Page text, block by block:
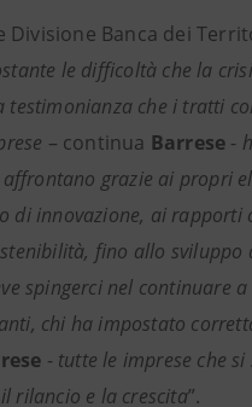
Divisione Banca dei
le difficoltà che la
testimonianza che i tratti
– continua Barrese -
grazie ai propri
di innovazione, ai
fino allo
spingerci nel continuare
chi ha impostato
- tutte le imprese che
rilancio e la crescita”.